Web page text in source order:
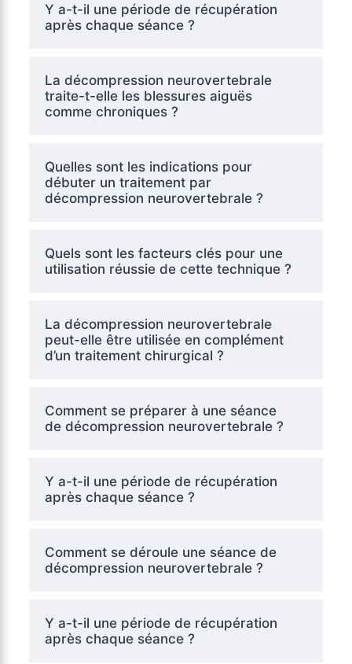
Y a-t-il une période de récupération
après chaque séance ?
La décompression neurovertebrale
traite-t-elle les blessures aiguës
comme chroniques ?
Quelles sont les indications pour
débuter un traitement par
décompression neurovertebrale ?
Quels sont les facteurs clés pour une
utilisation réussie de cette technique ?
La décompression neurovertebrale
peut-elle être utilisée en complément
d’un traitement chirurgical ?
Comment se préparer à une séance
de décompression neurovertebrale ?
Y a-t-il une période de récupération
après chaque séance ?
Comment se déroule une séance de
décompression neurovertebrale ?
Y a-t-il une période de récupération
après chaque séance ?